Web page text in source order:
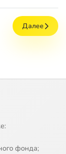
Далее
фонда;